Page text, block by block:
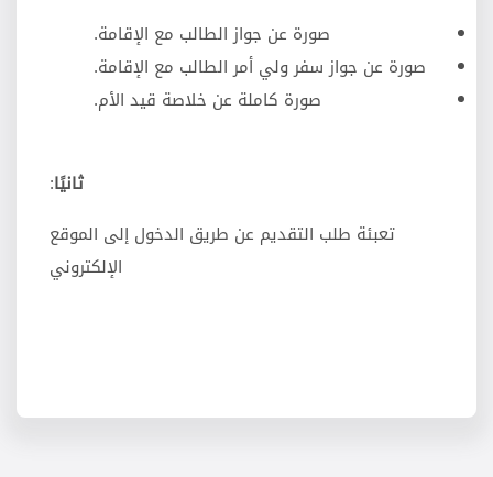
صورة عن جواز الطالب مع الإقامة.
صورة عن جواز سفر ولي أمر الطالب مع الإقامة.
صورة كاملة عن خلاصة قيد الأم.
ثانيًا:
تعبئة طلب التقديم عن طريق الدخول إلى الموقع
الإلكتروني